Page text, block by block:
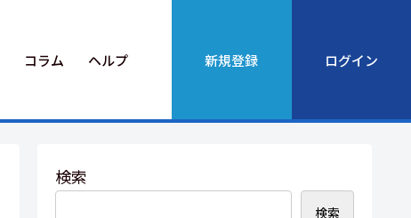
コラム ヘルプ 新規登録 ログイン
検索
検索